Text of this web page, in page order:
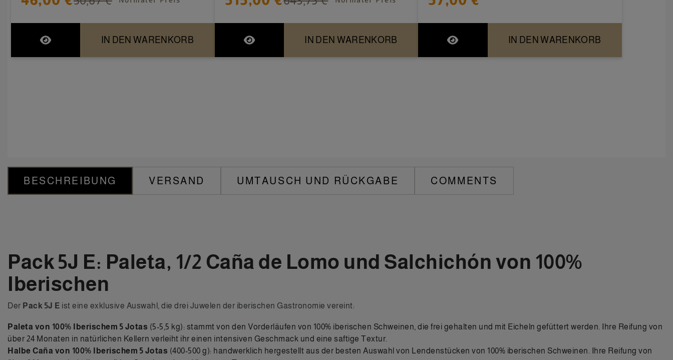
IN DEN WARENKORB IN DEN WARENKORB IN DEN WARENKORB
BESCHREIBUNG VERSAND UMTAUSCH UND RÜCKGABE COMMENTS
Pack 5J E: Paleta, 1/2 Caña de Lomo und Salchichón von 100%
Iberischen
Der Pack 5J E ist eine exklusive Auswahl, die drei Juwelen der iberischen Gastronomie vereint:
Paleta von 100% Iberischem 5 Jotas (5-5,5 kg): stammt von den Vorderläufen von 100% iberischen Schweinen, die frei gehalten und mit Eicheln gefüttert werden. Ihre Reifung von
über 24 Monaten in natürlichen Kellern verleiht ihr einen intensiven Geschmack und eine saftige Textur.
Halbe Caña von 100% Iberischem 5 Jotas (400-500 g): handwerklich hergestellt aus der besten Auswahl von Lendenstücken von 100% iberischen Schweinen. Ihre Reifung von